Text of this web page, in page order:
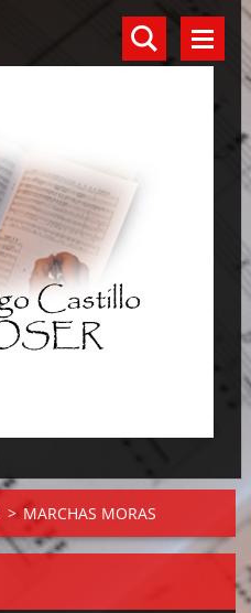
> MARCHAS MORAS